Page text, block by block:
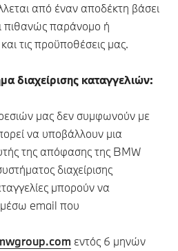
από έναν αποδέκτη βάσει
πιθανώς παράνομο ή
τις προϋποθέσεις μας.
καταγγελιών:
μας δεν συμφωνούν με
να υποβάλλουν μια
της απόφασης της BMW
διαχείρισης
μπορούν να
email που
εντός 6 μηνών